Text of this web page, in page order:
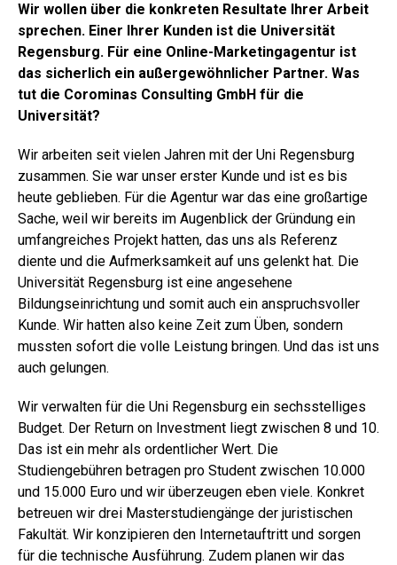
Wir wollen über die konkreten Resultate Ihrer Arbeit
sprechen. Einer Ihrer Kunden ist die Universität
Regensburg. Für eine Online-Marketingagentur ist
das sicherlich ein außergewöhnlicher Partner. Was
tut die Corominas Consulting GmbH für die
Universität?
Wir arbeiten seit vielen Jahren mit der Uni Regensburg
zusammen. Sie war unser erster Kunde und ist es bis
heute geblieben. Für die Agentur war das eine großartige
Sache, weil wir bereits im Augenblick der Gründung ein
umfangreiches Projekt hatten, das uns als Referenz
diente und die Aufmerksamkeit auf uns gelenkt hat. Die
Universität Regensburg ist eine angesehene
Bildungseinrichtung und somit auch ein anspruchsvoller
Kunde. Wir hatten also keine Zeit zum Üben, sondern
mussten sofort die volle Leistung bringen. Und das ist uns
auch gelungen.
Wir verwalten für die Uni Regensburg ein sechsstelliges
Budget. Der Return on Investment liegt zwischen 8 und 10.
Das ist ein mehr als ordentlicher Wert. Die
Studiengebühren betragen pro Student zwischen 10.000
und 15.000 Euro und wir überzeugen eben viele. Konkret
betreuen wir drei Masterstudiengänge der juristischen
Fakultät. Wir konzipieren den Internetauftritt und sorgen
für die technische Ausführung. Zudem planen wir das